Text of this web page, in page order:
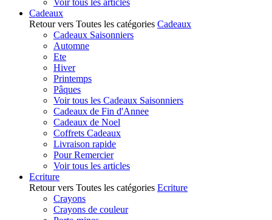
Voir tous les articles
Cadeaux
Retour vers Toutes les catégories Cadeaux
Cadeaux Saisonniers
Automne
Ete
Hiver
Printemps
Pâques
Voir tous les Cadeaux Saisonniers
Cadeaux de Fin d'Annee
Cadeaux de Noel
Coffrets Cadeaux
Livraison rapide
Pour Remercier
Voir tous les articles
Ecriture
Retour vers Toutes les catégories Ecriture
Crayons
Crayons de couleur